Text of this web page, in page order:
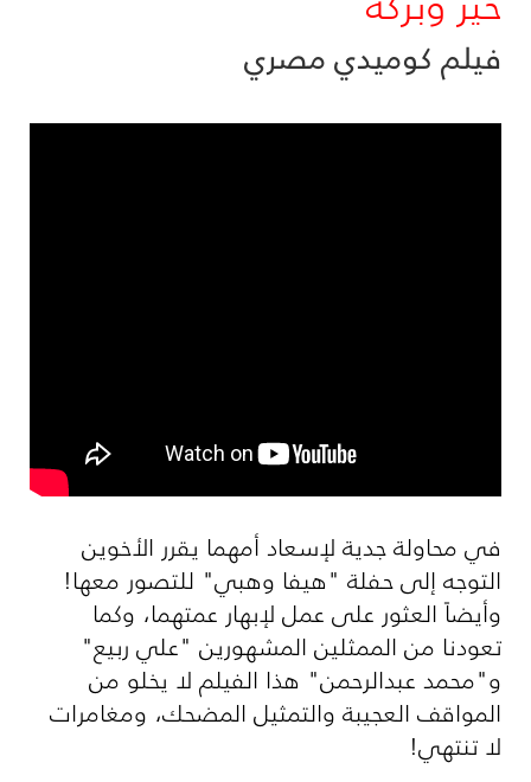
فيلم كوميدي مصري
في محاولة جدية لإسعاد أمهما يقرر الأخوين
التوجه إلى حفلة "هيفا وهبي" للتصور معها!
وأيضاً العثور على عمل لإبهار عمتهما، وكما
تعودنا من الممثلين المشهورين "علي ربيع"
و"محمد عبدالرحمن" هذا الفيلم لا يخلو من
المواقف العجيبة والتمثيل المضحك، ومغامرات
لا تنتهي!